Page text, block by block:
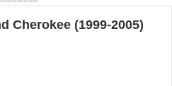
Cherokee (1999-2005)